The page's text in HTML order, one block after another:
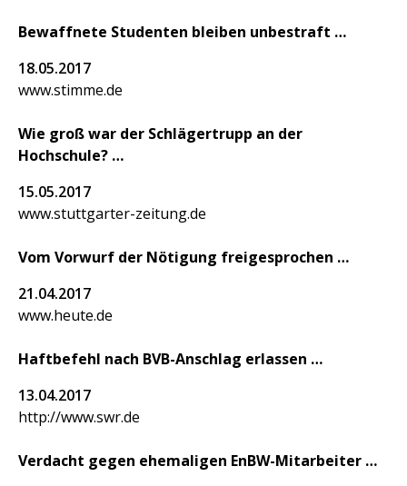
Bewaffnete Studenten bleiben unbestraft
18.05.2017
www.stimme.de
Wie groß war der Schlägertrupp an der
Hochschule?
15.05.2017
www.stuttgarter-zeitung.de
Vom Vorwurf der Nötigung freigesprochen
21.04.2017
www.heute.de
Haftbefehl nach BVB-Anschlag erlassen
13.04.2017
http://www.swr.de
Verdacht gegen ehemaligen EnBW-Mitarbeiter